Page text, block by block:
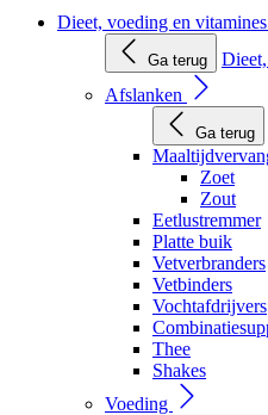
Dieet, voeding en vitamines
Ga terug
Afslanken
Ga terug
Zoet
Zout
Eetlustremmer
Platte buik
Vetverbranders
Vetbinders
Vochtafdrijvers
Thee
Shakes
Voeding